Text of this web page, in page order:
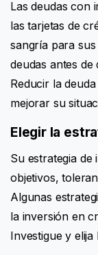
Las deudas con
las tarjetas de
sangría para
deudas antes de
Reducir la
mejorar su
Elegir la
Su estrategia de
objetivos,
Algunas
la inversión en
Investigue y